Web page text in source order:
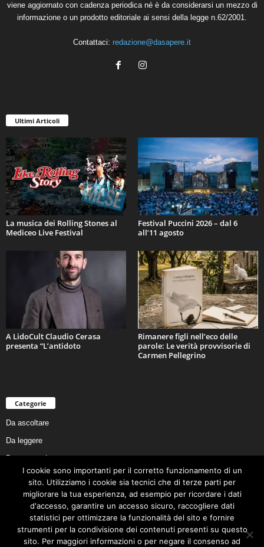
viene aggiornato con cadenza periodica né è da considerarsi un mezzo di
informazione o un prodotto editoriale ai sensi della legge n.62/2001.
Contattaci: redazione@dasapere.it
Ultimi Articoli
La musica dei Rolling Stones al
Mediceo Live Festival
Festival Puccini 2026 – dal 6
all’11 agosto
A LidoCult Claudio Cerasa
presenta “L’antidoto
Rimanere figli nell’eco delle
parole: Le verità provvisorie di
Carmen Pellegrino
Categorie
Da ascoltare
Da leggere
Da non perdere
Da conoscere
Da preservare
Da vivere
Cookie Policy
I cookie sono importanti per il corretto funzionamento di un
sito. Utilizziamo i cookie sia tecnici che di terze parti per
migliorare la tua esperienza, ad esempio per ricordare i dati
d'accesso, garantire un accesso sicuro, raccogliere dati
statistici per ottimizzare la funzionalità del sito e fornire
strumenti per la condivisione dei contenuti presenti su questo
sito. Per maggiori informazioni o per negare il consenso ad